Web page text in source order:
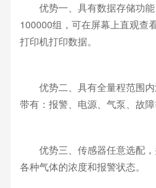
优势一、具有数据存储功能
100000组，可在屏幕上直观查
打印机打印数据。
优势二、具有全量程范围内
带有：报警、电源、气泵、故障
优势三、传感器任意选配，
各种气体的浓度和报警状态。